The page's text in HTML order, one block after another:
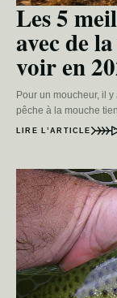
Les 5
avec de
voir en
Pour un moucheur, il
pêche à la mouche
LIRE L’ARTICLE